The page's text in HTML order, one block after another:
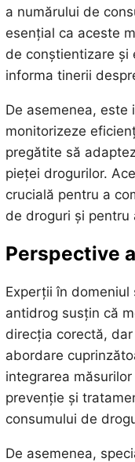
a numărului de
esențial ca aceste
de conștientizare și
informa tinerii
De asemenea,
monitorizeze
pregătite să
pieței drogurilor.
crucială pentru a
de droguri și pentru
Perspective
Experții în
antidrog susțin că
direcția corectă,
abordare
integrarea
prevenție și
consumului de
De asemenea,